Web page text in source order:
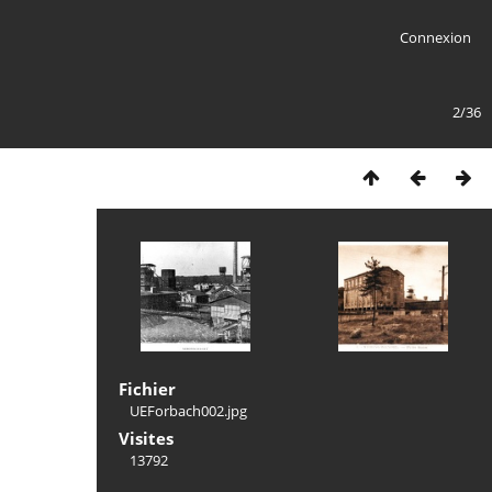
Connexion
2/36
Fichier
UEForbach002.jpg
Visites
13792